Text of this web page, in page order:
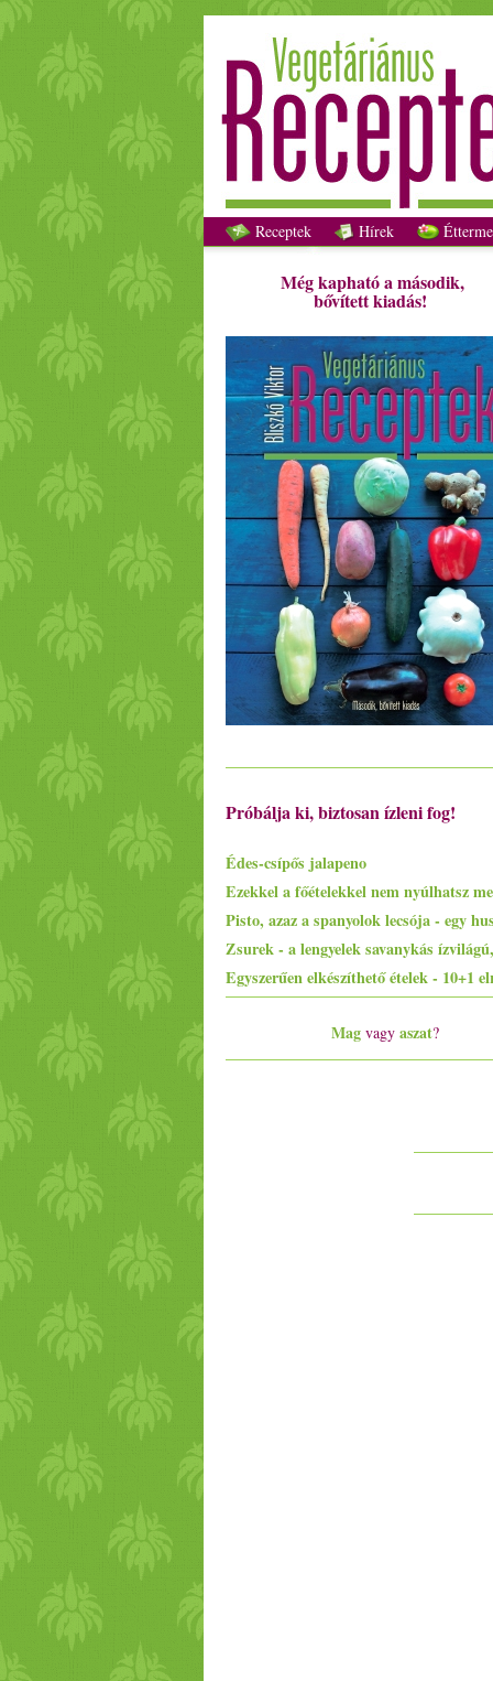
Receptek Hírek
Még kapható a második,
bővített kiadás!
Próbálja ki, biztosan ízleni fog!
Édes-csípős jalapeno
Mag vagy aszat?